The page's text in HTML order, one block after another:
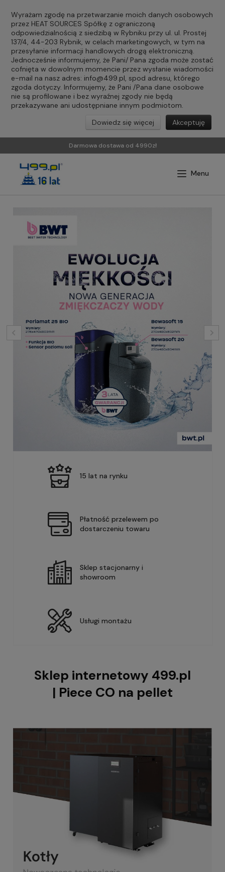
Wyrażam zgodę na przetwarzanie moich danych osobowych
przez HEAT SOURCES Spółkę z ograniczoną
odpowiedzialnością z siedzibą w Rybniku przy ul. ul. Prostej
137/4, 44-203 Rybnik, w celach marketingowych, w tym na
przesyłanie informacji handlowych drogą elektroniczną.
Jednocześnie informujemy, że Pani/ Pana zgoda może zostać
cofnięta w dowolnym momencie przez wysłanie wiadomości
e-mail na nasz adres: info@499.pl, spod adresu, którego
zgoda dotyczy. Informujemy, że Pani /Pana dane osobowe
nie są profilowane i bez wyraźnej zgody nie będą
przekazywane ani udostępniane innym podmiotom.
Akceptuję
Dowiedz się więcej
Darmowa dostawa od 4990zł
15 lat na rynku
Płatność przelewem po
dostarczeniu towaru
Sklep stacjonarny i
showroom
Usługi montażu
Sklep internetowy 499.pl
| Piece CO na pellet